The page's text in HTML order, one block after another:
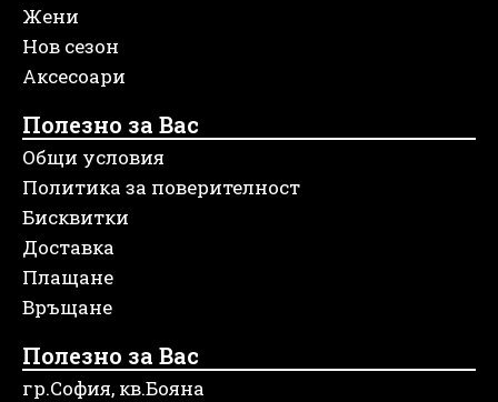
Жени
Нов сезон
Аксесоари
Полезно за Вас
Общи условия
Политика за поверителност
Бисквитки
Доставка
Плащане
Връщане
Полезно за Вас
гр.София, кв.Бояна